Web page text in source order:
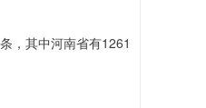
，其中河南省有1261